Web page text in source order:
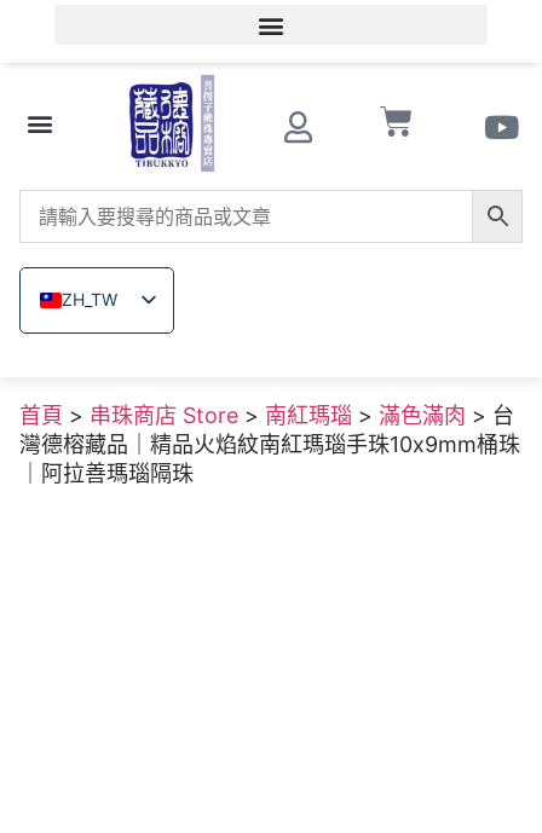
ZH_TW
EN
TH
VI
首頁 > 串珠商店 Store > 南紅瑪瑙 > 滿色滿肉 > 台
灣德榕藏品｜精品火焰紋南紅瑪瑙手珠10x9mm桶珠
｜阿拉善瑪瑙隔珠